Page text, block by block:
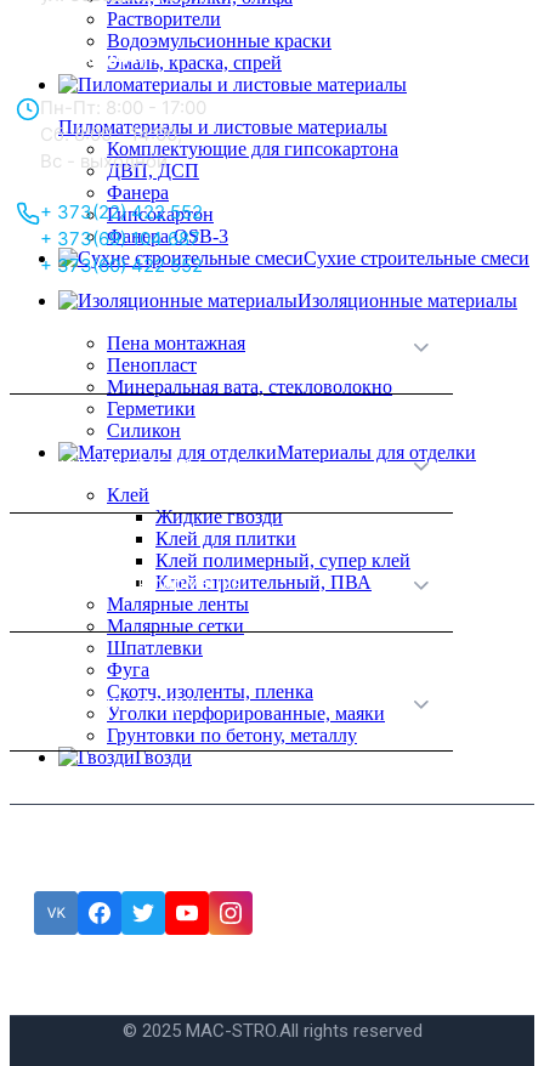
Растворители
Водоэмульсионные краски
Эмаль, краска, спрей
Пиломатериалы и листовые материалы
Комплектующие для гипсокартона
ДВП, ДСП
Фанера
Гипсокартон
Фанера OSB-3
Сухие строительные смеси
Изоляционные материалы
Пена монтажная
Пенопласт
Минеральная вата, стекловолокно
Герметики
Силикон
Материалы для отделки
Клей
Жидкие гвозди
Клей для плитки
Клей полимерный, супер клей
Клей строительный, ПВА
Малярные ленты
Малярные сетки
Шпатлевки
Фуга
Скотч, изоленты, пленка
Уголки перфорированные, маяки
Грунтовки по бетону, металлу
Гвозди
Отдел продаж:
Пн-Пт: 8:00 - 17:00
Сб: 8:00 - 14:00,
Вс - выходной
+ 373(22) 422 552
+ 373(69) 104 687
+ 373(60) 422 552
Принципы работы
Полезная информация
Категории товаров
© 2025 MAC-STRO.All rights reserved